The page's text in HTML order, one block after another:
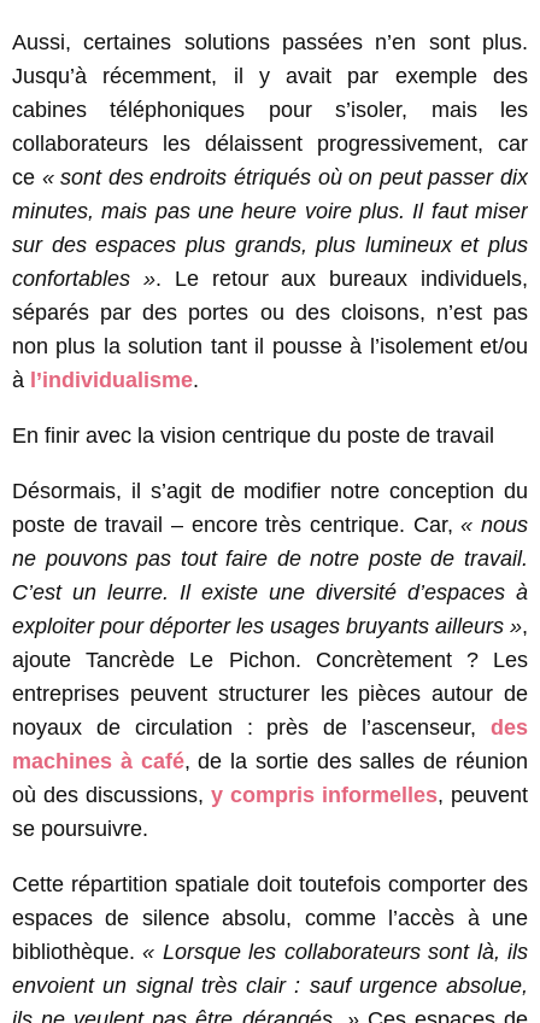
Aussi, certaines solutions passées n’en sont plus.
Jusqu’à récemment, il y avait par exemple des
cabines téléphoniques pour s’isoler, mais les
collaborateurs les délaissent progressivement, car
ce « sont des endroits étriqués où on peut passer dix
minutes, mais pas une heure voire plus. Il faut miser
sur des espaces plus grands, plus lumineux et plus
confortables ». Le retour aux bureaux individuels,
séparés par des portes ou des cloisons, n’est pas
non plus la solution tant il pousse à l’isolement et/ou
à l’individualisme.
En finir avec la vision centrique du poste de travail
Désormais, il s’agit de modifier notre conception du
poste de travail – encore très centrique. Car,« nous
ne pouvons pas tout faire de notre poste de travail.
C’est un leurre. Il existe une diversité d’espaces à
exploiter pour déporter les usages bruyants ailleurs »,
ajoute Tancrède Le Pichon. Concrètement ? Les
entreprises peuvent structurer les pièces autour de
noyaux de circulation : près de l’ascenseur, des
machines à café, de la sortie des salles de réunion
où des discussions, y compris informelles, peuvent
se poursuivre.
Cette répartition spatiale doit toutefois comporter des
espaces de silence absolu, comme l’accès à une
bibliothèque.« Lorsque les collaborateurs sont là, ils
envoient un signal très clair : sauf urgence absolue,